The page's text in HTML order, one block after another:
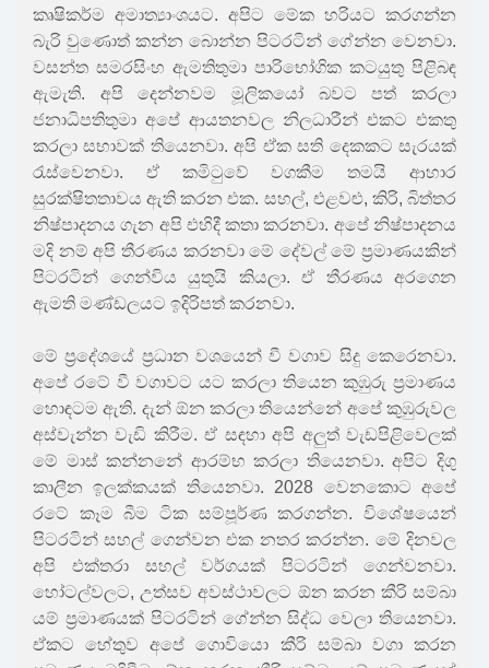
කෘෂිකර්ම අමාත්‍යාංශයට. අපිට මේක හරියට කරගන්න
බැරි වුණොත් කන්න බොන්න පිටරටින් ගේන්න වෙනවා.
වසන්ත සමරසිංහ ඇමතිතුමා පාරිභෝගික කටයුතු පිළිබඳ
ඇමැති. අපි දෙන්නවම මූලිකයෝ බවට පත් කරලා
ජනාධිපතිතුමා අපේ ආයතනවල නිලධාරීන් එකට එකතු
කරලා සභාවක් තියෙනවා. අපි ඒක සති දෙකකට සැරයක්
රැස්වෙනවා. ඒ කමිටුවේ වගකීම තමයි ආහාර
සුරක්ෂිතතාවය ඇති කරන එක. සහල්, එළවළු, කිරි, බිත්තර
නිෂ්පාදනය ගැන අපි එහිදී කතා කරනවා. අපේ නිෂ්පාදනය
මදි නම් අපි තීරණය කරනවා මේ දේවල් මේ ප්‍රමාණයකින්
පිටරටින් ගෙන්විය යුතුයි කියලා. ඒ තීරණය අරගෙන
ඇමති මණ්ඩලයට ඉදිරිපත් කරනවා.
මේ ප්‍රදේශයේ ප්‍රධාන වශයෙන් වී වගාව සිදු කෙරෙනවා.
අපේ රටේ වී වගාවට යට කරලා තියෙන කුඹුරු ප්‍රමාණය
හොඳටම ඇති. දැන් ඕන කරලා තියෙන්නේ අපේ කුඹුරුවල
අස්වැන්න වැඩි කිරීම. ඒ සඳහා අපි අලුත් වැඩපිළිවෙලක්
මේ මාස් කන්නනේ ආරම්භ කරලා තියෙනවා. අපිට දිගු
කාලීන ඉලක්කයක් තියෙනවා. 2028 වෙනකොට අපේ
රටේ කෑම බීම ටික සම්පූර්ණ කරගන්න. විශේෂයෙන්
පිටරටින් සහල් ගෙන්වන එක නතර කරන්න. මේ දිනවල
අපි එක්තරා සහල් වර්ගයක් පිටරටින් ගෙන්වනවා.
හෝටල්වලට, උත්සව අවස්ථාවලට ඕන කරන කීරි සම්බා
යම් ප්‍රමාණයක් පිටරටින් ගේන්න සිද්ධ වෙලා තියෙනවා.
ඒකට හේතුව අපේ ගොවියො කීරි සම්බා වගා කරන